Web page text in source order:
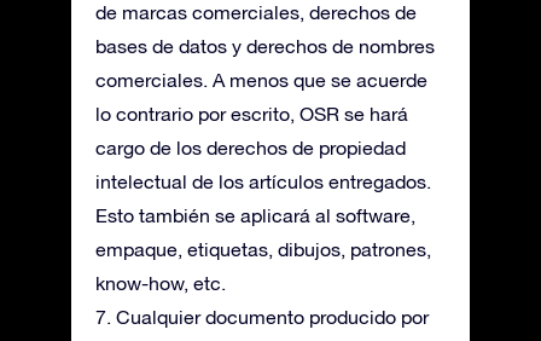
de marcas comerciales, derechos de
bases de datos y derechos de nombres
comerciales. A menos que se acuerde
lo contrario por escrito, OSR se hará
cargo de los derechos de propiedad
intelectual de los artículos entregados.
Esto también se aplicará al software,
empaque, etiquetas, dibujos, patrones,
know-how, etc.
7. Cualquier documento producido por